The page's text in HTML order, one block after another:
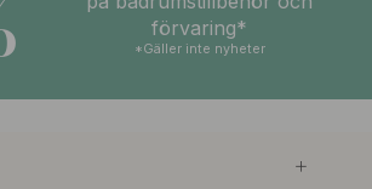
Mässing/Läder Svart
Svart Läder I lager
förvaring*
*Gäller inte nyheter